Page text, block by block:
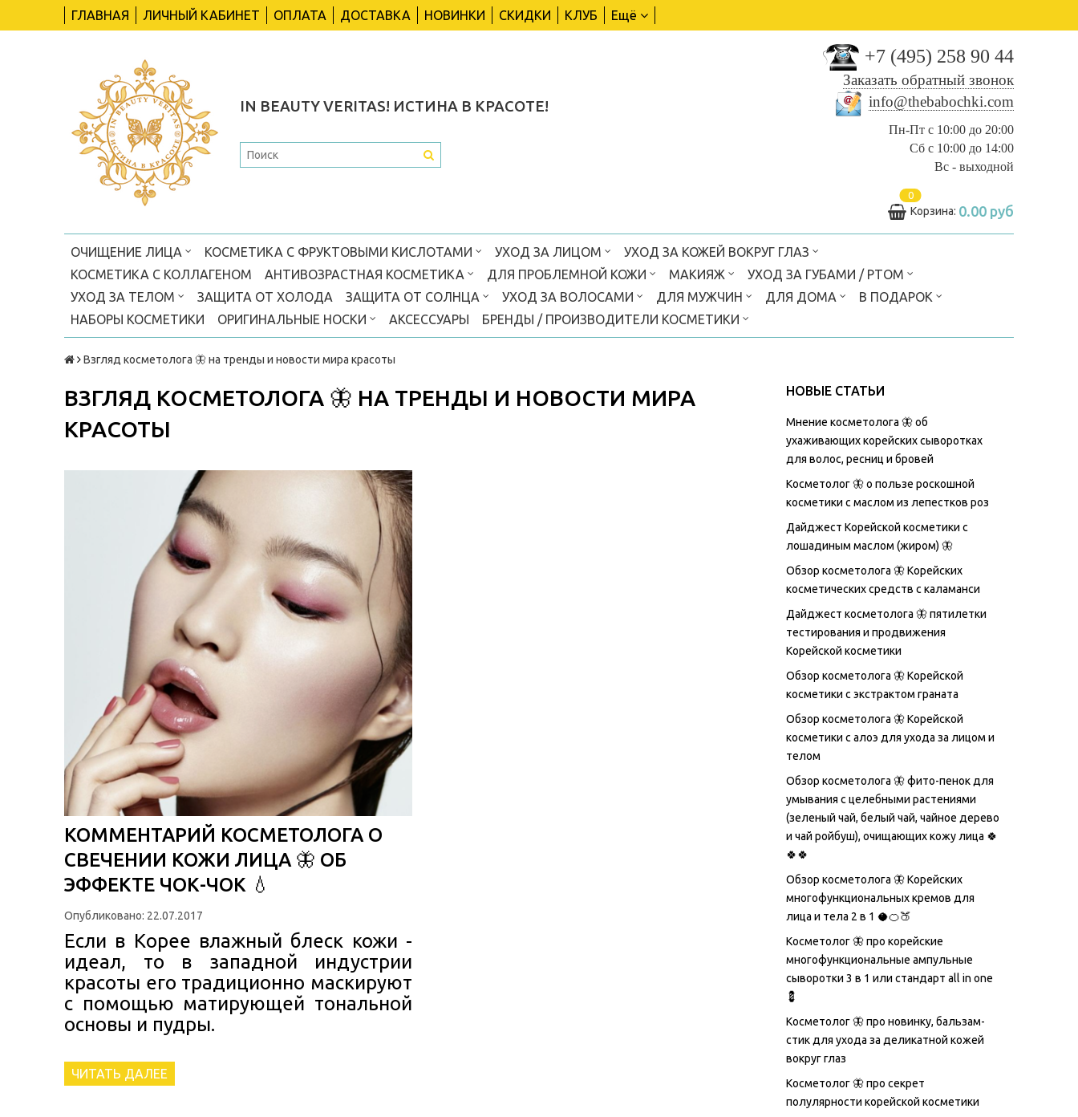
ГЛАВНАЯ ЛИЧНЫЙ КАБИНЕТ ОПЛАТА ДОСТАВКА НОВИНКИ СКИДКИ КЛУБ Ещё
IN BEAUTY VERITAS! ИСТИНА В КРАСОТЕ!
+7 (495) 258 90 44
Заказать обратный звонок
info@thebabochki.com
Пн-Пт с 10:00 до 20:00
Сб с 10:00 до 14:00
Вс - выходной
0
Корзина: 0.00 руб
ОЧИЩЕНИЕ ЛИЦА КОСМЕТИКА С ФРУКТОВЫМИ КИСЛОТАМИ УХОД ЗА ЛИЦОМ
УХОД ЗА КОЖЕЙ ВОКРУГ ГЛАЗ
КОСМЕТИКА С КОЛЛАГЕНОМ
АНТИВОЗРАСТНАЯ КОСМЕТИКА ДЛЯ ПРОБЛЕМНОЙ КОЖИ МАКИЯЖ
УХОД ЗА ГУБАМИ / РТОМ
УХОД ЗА ТЕЛОМ
ЗАЩИТА ОТ ХОЛОДА ЗАЩИТА ОТ СОЛНЦА УХОД ЗА ВОЛОСАМИ ДЛЯ МУЖЧИН ДЛЯ ДОМА
В ПОДАРОК
НАБОРЫ КОСМЕТИКИ
ОРИГИНАЛЬНЫЕ НОСКИ АКСЕССУАРЫ БРЕНДЫ / ПРОИЗВОДИТЕЛИ КОСМЕТИКИ
Взгляд косметолога 🦋 на тренды и новости мира красоты
НОВЫЕ СТАТЬИ
Мнение косметолога 🦋 об
ухаживающих корейских сыворотках
для волос, ресниц и бровей
Косметолог 🦋 о пользе роскошной
косметики с маслом из лепестков роз
Дайджест Корейской косметики с
лошадиным маслом (жиром) 🦋
Обзор косметолога 🦋 Корейских
косметических средств с каламанси
Дайджест косметолога 🦋 пятилетки
тестирования и продвижения
Корейской косметики
Обзор косметолога 🦋 Корейской
косметики с экстрактом граната
Обзор косметолога 🦋 Корейской
косметики с алоэ для ухода за лицом и
телом
Обзор косметолога 🦋 фито-пенок для
умывания с целебными растениями
(зеленый чай, белый чай, чайное дерево
и чай ройбуш), очищающих кожу лица 🍀
🍀🍀
Обзор косметолога 🦋 Корейских
многофункциональных кремов для
лица и тела 2 в 1 🥥🍊🍑
Косметолог 🦋 про корейские
многофункциональные ампульные
сыворотки 3 в 1 или стандарт all in one
💈
Косметолог 🦋 про новинку, бальзам-
стик для ухода за деликатной кожей
вокруг глаз
Косметолог 🦋 про секрет
полулярности корейской косметики
ВЗГЛЯД КОСМЕТОЛОГА 🦋 НА ТРЕНДЫ И НОВОСТИ МИРА
КРАСОТЫ
КОММЕНТАРИЙ КОСМЕТОЛОГА О
СВЕЧЕНИИ КОЖИ ЛИЦА 🦋 ОБ
ЭФФЕКТЕ ЧОК-ЧОК 💧
Опубликовано: 22.07.2017
Если в Корее влажный блеск кожи -
идеал, то в западной индустрии
красоты его традиционно маскируют
с помощью матирующей тональной
основы и пудры.
ЧИТАТЬ ДАЛЕЕ